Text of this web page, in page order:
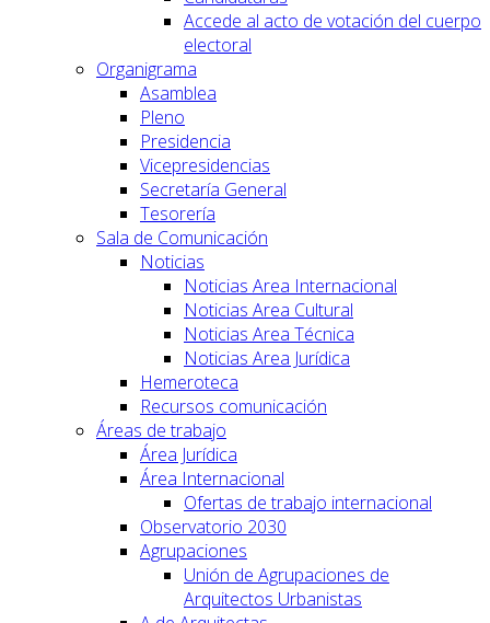
Accede al acto de votación del cuerpo
electoral
Organigrama
Asamblea
Pleno
Presidencia
Vicepresidencias
Secretaría General
Tesorería
Sala de Comunicación
Noticias
Noticias Area Internacional
Noticias Area Cultural
Noticias Area Técnica
Noticias Area Jurídica
Hemeroteca
Recursos comunicación
Áreas de trabajo
Área Jurídica
Área Internacional
Ofertas de trabajo internacional
Observatorio 2030
Agrupaciones
Unión de Agrupaciones de
Arquitectos Urbanistas